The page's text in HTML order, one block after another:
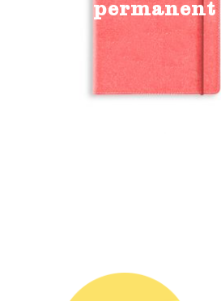
permanent